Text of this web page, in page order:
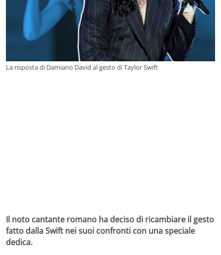
La risposta di Damiano David al gesto di Taylor Swift
Il noto cantante romano ha deciso di ricambiare il gesto
fatto dalla Swift nei suoi confronti con una speciale
dedica.